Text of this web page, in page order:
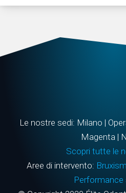
Le nostre sedi: Milano |
Magenta |
Scopri tutte le
Aree di intervento:
Performance